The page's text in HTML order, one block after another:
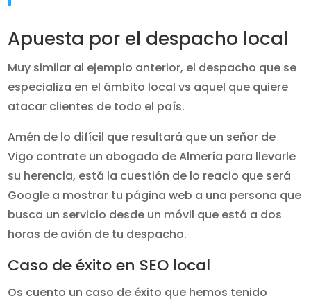
Apuesta por el despacho local
Muy similar al ejemplo anterior, el despacho que se
especializa en el ámbito local vs aquel que quiere
atacar clientes de todo el país.
Amén de lo difícil que resultará que un señor de
Vigo contrate un abogado de Almería para llevarle
su herencia, está la cuestión de lo reacio que será
Google a mostrar tu página web a una persona que
busca un servicio desde un móvil que está a dos
horas de avión de tu despacho.
Caso de éxito en SEO local
Os cuento un caso de éxito que hemos tenido